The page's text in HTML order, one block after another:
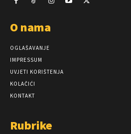
O nama
OGLAŠAVANJE
IMPRESSUM
UVJETI KORIŠTENJA
KOLAČIĆI
KONTAKT
Rubrike